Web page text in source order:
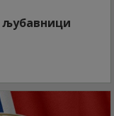
љубавници